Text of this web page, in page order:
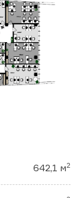
642,1 м2